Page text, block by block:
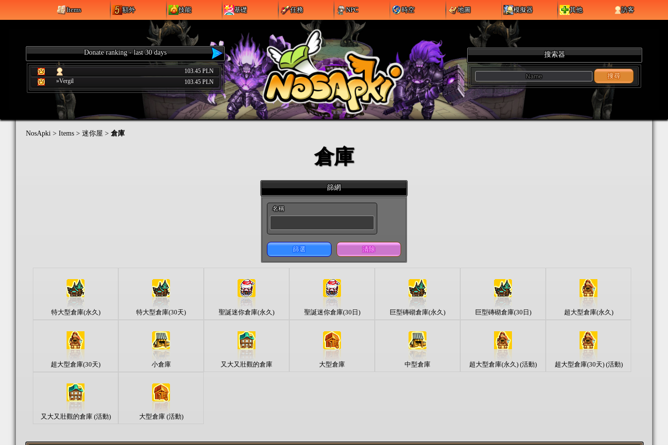
Items 額外 技能 基礎 任務 NPC 時空 地圖 模擬器 其他 訪客
Donate ranking - last 30 days
103.45 PLN
»Vergil
103.45 PLN
搜索器
搜尋
NosApki > Items > 迷你屋 > 倉庫
倉庫
篩網
名稱
篩選 清除
特大型倉庫(永久) 特大型倉庫(30天) 聖誕迷你倉庫(永久) 聖誕迷你倉庫(30日) 巨型磚砌倉庫(永久) 巨型磚砌倉庫(30日) 超大型倉庫(永久)
超大型倉庫(30天) 小倉庫 又大又壯觀的倉庫 大型倉庫 中型倉庫 超大型倉庫(永久) (活動) 超大型倉庫(30天) (活動)
又大又壯觀的倉庫 (活動) 大型倉庫 (活動)